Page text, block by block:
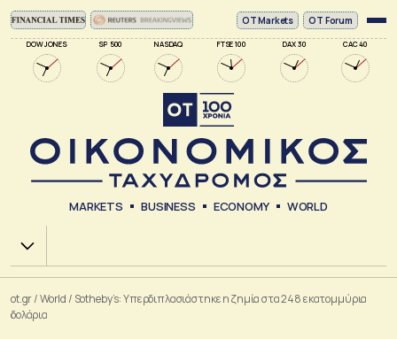
DOW JONES SP 500 NASDAQ FTSE 100 DAX 30 CAC 40
ΟΤ Markets OT Forum
MARKETS BUSINESS ECONOMY WORLD
Χ.Α.
ot.gr/World / Sotheby’s: Υπερδιπλασιάστηκε η ζημία στα 248 εκατομμύρια
δολάρια